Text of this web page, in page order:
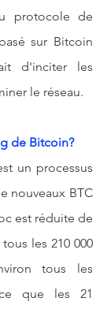
protocole de
sur Bitcoin
d'inciter les
le réseau.
de Bitcoin?
un processus
nouveaux BTC
est réduite de
les 210 000
tous les
que les 21